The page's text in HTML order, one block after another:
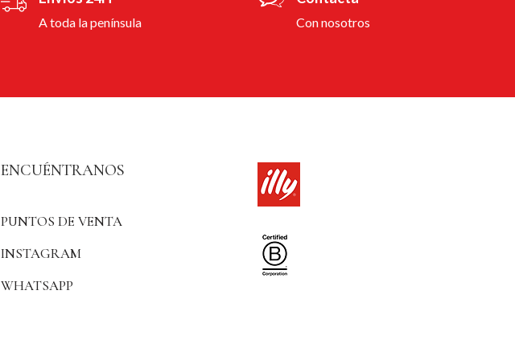
A toda la península Con nosotros
ENCUÉNTRANOS
PUNTOS DE VENTA
INSTAGRAM
WHATSAPP